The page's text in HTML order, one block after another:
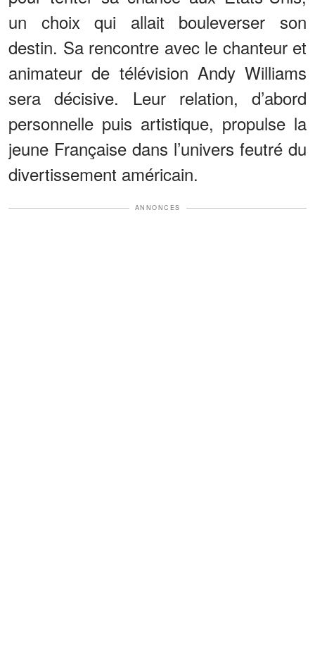
un choix qui allait bouleverser son
destin. Sa rencontre avec le chanteur et
animateur de télévision Andy Williams
sera décisive. Leur relation, d’abord
personnelle puis artistique, propulse la
jeune Française dans l’univers feutré du
divertissement américain.
ANNONCES